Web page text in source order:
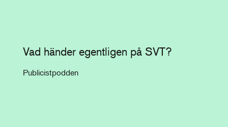
Vad händer egentligen på SVT?
Publicistpodden